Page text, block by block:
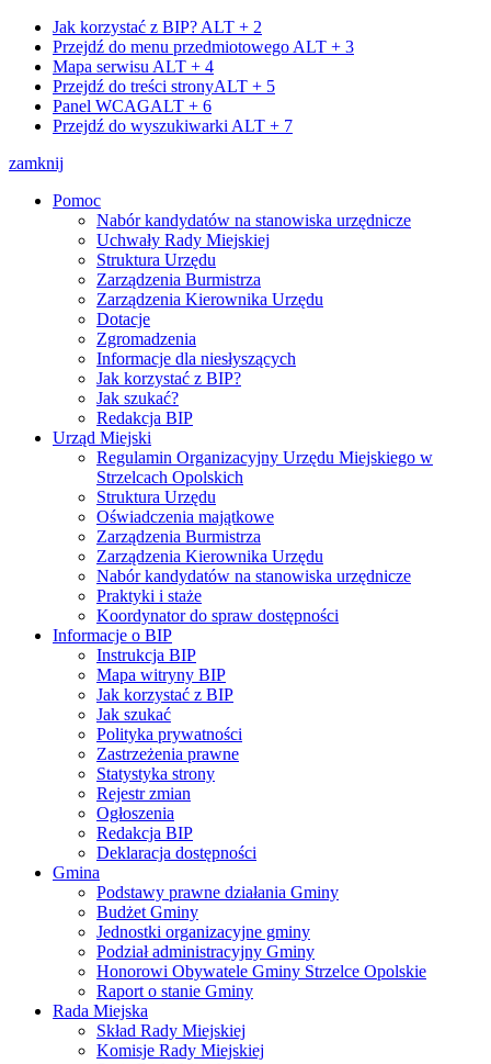
Jak korzystać z BIP? ALT + 2
Przejdź do menu przedmiotowego ALT + 3
Mapa serwisu ALT + 4
Przejdź do treści stronyALT + 5
Panel WCAGALT + 6
Przejdź do wyszukiwarki ALT + 7
zamknij
Pomoc
Nabór kandydatów na stanowiska urzędnicze
Uchwały Rady Miejskiej
Struktura Urzędu
Zarządzenia Burmistrza
Zarządzenia Kierownika Urzędu
Dotacje
Zgromadzenia
Informacje dla niesłyszących
Jak korzystać z BIP?
Jak szukać?
Redakcja BIP
Urząd Miejski
Regulamin Organizacyjny Urzędu Miejskiego w
Strzelcach Opolskich
Struktura Urzędu
Oświadczenia majątkowe
Zarządzenia Burmistrza
Zarządzenia Kierownika Urzędu
Nabór kandydatów na stanowiska urzędnicze
Praktyki i staże
Koordynator do spraw dostępności
Informacje o BIP
Instrukcja BIP
Mapa witryny BIP
Jak korzystać z BIP
Jak szukać
Polityka prywatności
Zastrzeżenia prawne
Statystyka strony
Rejestr zmian
Ogłoszenia
Redakcja BIP
Deklaracja dostępności
Gmina
Podstawy prawne działania Gminy
Budżet Gminy
Jednostki organizacyjne gminy
Podział administracyjny Gminy
Honorowi Obywatele Gminy Strzelce Opolskie
Raport o stanie Gminy
Rada Miejska
Skład Rady Miejskiej
Komisje Rady Miejskiej